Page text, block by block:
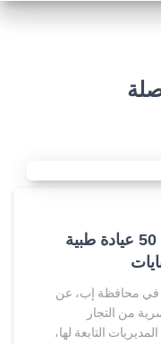
مليشيات الحوثي تغلق أكثر من 50 عيادة طبية
في محافظة إب، عن
من التجار
التابعة لها،